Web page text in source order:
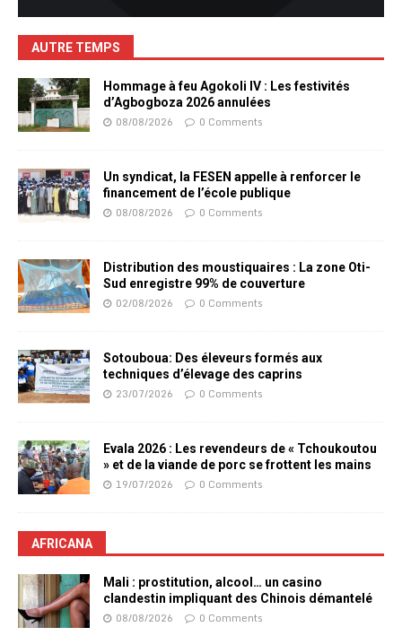
AUTRE TEMPS
Hommage à feu Agokoli IV : Les festivités
d’Agbogboza 2026 annulées
08/08/2026 0 Comments
Un syndicat, la FESEN appelle à renforcer le
financement de l’école publique
08/08/2026 0 Comments
Distribution des moustiquaires : La zone Oti-
Sud enregistre 99% de couverture
02/08/2026 0 Comments
Sotouboua: Des éleveurs formés aux
techniques d’élevage des caprins
23/07/2026 0 Comments
Evala 2026 : Les revendeurs de « Tchoukoutou
» et de la viande de porc se frottent les mains
19/07/2026 0 Comments
AFRICANA
Mali : prostitution, alcool… un casino
clandestin impliquant des Chinois démantelé
08/08/2026 0 Comments